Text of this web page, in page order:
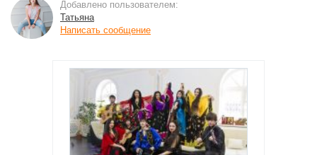
Добавлено пользователем:
Татьяна
Написать сообщение